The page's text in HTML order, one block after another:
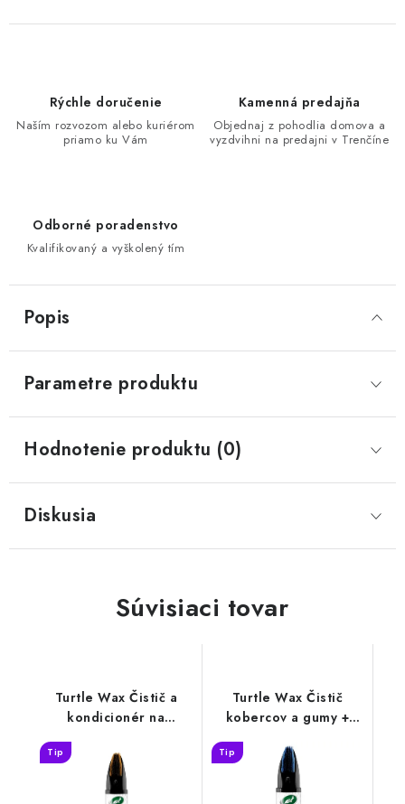
Rýchle doručenie
Naším rozvozom alebo kuriérom
priamo ku Vám
Kamenná predajňa
Objednaj z pohodlia domova a
vyzdvihni na predajni v Trenčíne
Odborné poradenstvo
Kvalifikovaný a vyškolený tím
Popis
Parametre produktu
Hodnotenie produktu (0)
Diskusia
Súvisiaci tovar
Turtle Wax Čistič a
kondicionér na
kožu+kefa 400ml
Tip
Turtle Wax Čistič
kobercov a gumy +
Tip